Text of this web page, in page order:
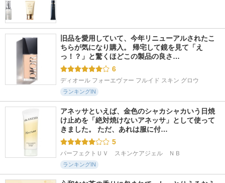
旧品を愛用していて、今年リニューアルされたこ
ちらが気になり購入。 帰宅して鏡を見て「え
っ！？」と驚くほどこの製品の良さ…
6
ディオール フォーエヴァー フルイド スキン グロウ
ランキングIN
アネッサといえば、金色のシャカシャカいう日焼
け止めを「絶対焼けないアネッサ」として使って
きました。 ただ、あれは服に付…
5
パーフェクトＵＶ　スキンケアジェル　ＮＢ
ランキングIN